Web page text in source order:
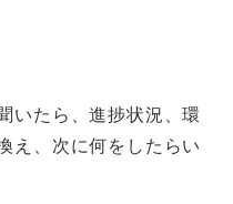
いたら、進捗状況、環
え、次に何をしたらい